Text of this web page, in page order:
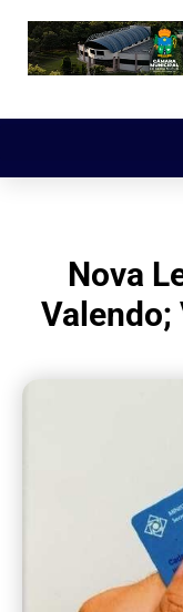
Nova
Valendo;